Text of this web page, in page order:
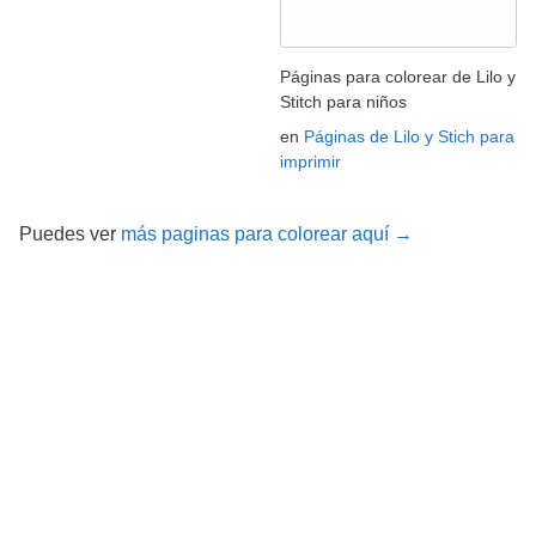
Páginas para colorear de Lilo y
Stitch para niños
en Páginas de Lilo y Stich para
imprimir
Puedes ver más paginas para colorear aquí →